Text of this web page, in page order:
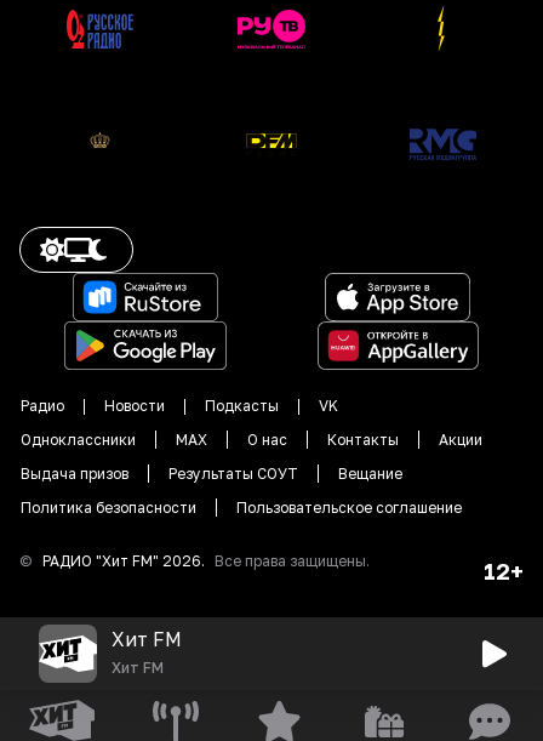
Радио Новости Подкасты
VK
Одноклассники
MAX О нас Контакты
Акции
Выдача призов
Результаты СОУТ
Вещание
Политика безопасности
Пользовательское соглашение
© РАДИО "Хит FM" 2026. Все права защищены. 12+
Хит FM
Хит FM